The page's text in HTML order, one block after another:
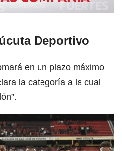
Deportivo
en un plazo máximo
la categoría a la cual